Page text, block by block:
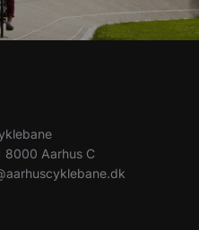
8000 Aarhus C